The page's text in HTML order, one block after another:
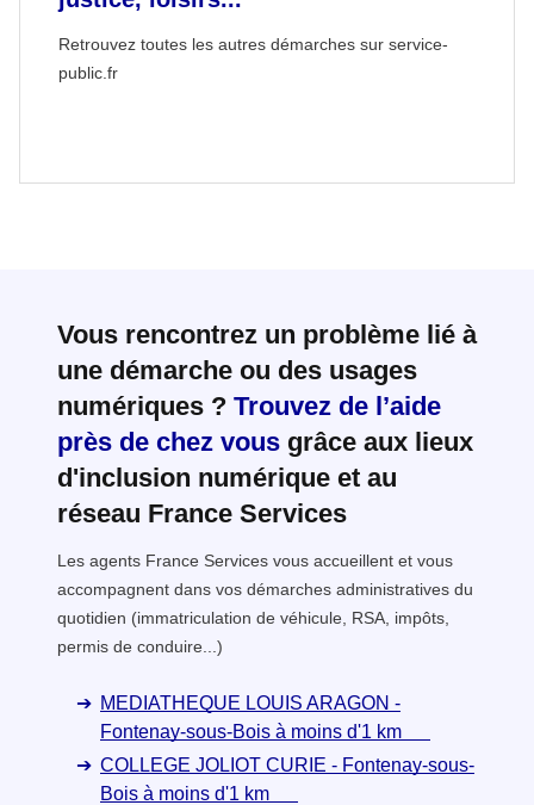
Retrouvez toutes les autres démarches sur service-
public.fr
Vous rencontrez un problème lié à
une démarche ou des usages
numériques ? Trouvez de l’aide
près de chez vous grâce aux lieux
d'inclusion numérique et au
réseau France Services
Les agents France Services vous accueillent et vous
accompagnent dans vos démarches administratives du
quotidien (immatriculation de véhicule, RSA, impôts,
permis de conduire...)
MEDIATHEQUE LOUIS ARAGON -
Fontenay-sous-Bois à moins d'1 km
COLLEGE JOLIOT CURIE - Fontenay-sous-
Bois à moins d'1 km